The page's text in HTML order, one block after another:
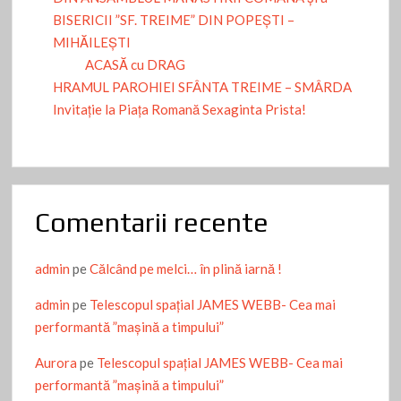
Din NOIEMBRIE avem McDonald’s la Giurgiu. DE ce
McDonald’s Corporation a investit și la noi? Amănunte aici.
La mulţi ani! -Giurgiu express- 30 de ani de la înfiinţare
Apa Service Giurgiu curățarea bazinelor
Gara Giurgiu Oraș
Euro 2024
Narcis Coman a primit titlul de “CETĂȚEAN DE ONOARE AL
JUDEȚULUI”
“O noapte furtunoasă & Company” la teatrul din Giurgiu: CE
SPECTACOL, CE ACTORI, CE REGIZOR!!
BISERICII ”SF. TREIME” DIN POPEȘTI –
MIHĂILEȘTI
ACASĂ cu DRAG
HRAMUL PAROHIEI SFÂNTA TREIME – SMÂRDA
Invitație la Piața Romană Sexaginta Prista!
Comentarii recente
admin peCălcând pe melci… în plină iarnă !
admin pe Telescopul spațial JAMES WEBB- Cea mai
performantă ”mașină a timpului”
Aurora pe Telescopul spațial JAMES WEBB- Cea mai
performantă ”mașină a timpului”